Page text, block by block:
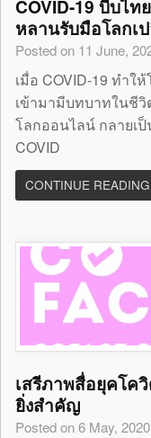
COVID-19 บีบไ
หลานรับมือโลกเ
Posted on 11 June,
เมื่อ COVID-19 ทำใ
เข้ามามีบทบาทในชีวิ
โลกออนไลน์ กลายเ
COVID
CONTINUE READING
เสรีภาพสื่อยุคโค
ยิ่งสำคัญ
Posted on 6 May, 2020